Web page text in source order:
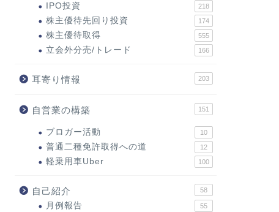
IPO投資 218
株主優待先回り投資 174
株主優待取得 555
立会外分売/トレード 166
耳寄り情報 203
自営業の構築 151
ブロガー活動 10
普通二種免許取得への道 12
軽乗用車Uber 100
自己紹介 58
月例報告 55